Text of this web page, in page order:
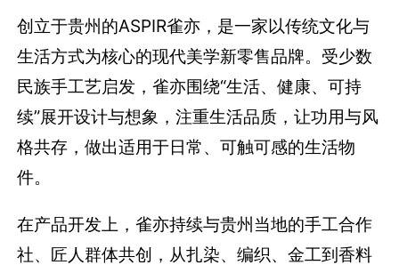
创立于贵州的ASPIR雀亦，是一家以传统文化与
生活方式为核心的现代美学新零售品牌。受少数
民族手工艺启发，雀亦围绕“生活、健康、可持
续”展开设计与想象，注重生活品质，让功用与风
格共存，做出适用于日常、可触可感的生活物
件。
在产品开发上，雀亦持续与贵州当地的手工合作
社、匠人群体共创，从扎染、编织、金工到香料